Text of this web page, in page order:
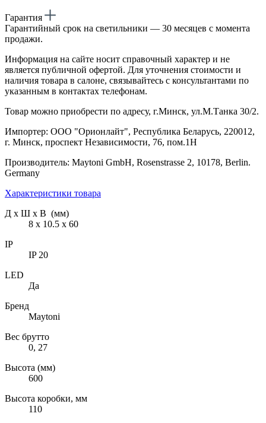
Гарантия
Гарантийный срок на светильники — 30 месяцев с момента
продажи.
Информация на сайте носит справочный характер и не
является публичной офертой. Для уточнения стоимости и
наличия товара в салоне, связывайтесь с консультантами по
указанным в контактах телефонам.
Товар можно приобрести по адресу, г.Минск, ул.М.Танка 30/2.
Импортер: ООО "Орионлайт", Республика Беларусь, 220012,
г. Минск, проспект Независимости, 76, пом.1Н
Производитель: Maytoni GmbH, Rosenstrasse 2, 10178, Berlin.
Germany
Характеристики товара
Д х Ш х В (мм)
8 х 10.5 х 60
IP
IP 20
LED
Да
Бренд
Maytoni
Вес брутто
0, 27
Высота (мм)
600
Высота коробки, мм
110